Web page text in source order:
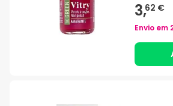
3,62 €
Envio em